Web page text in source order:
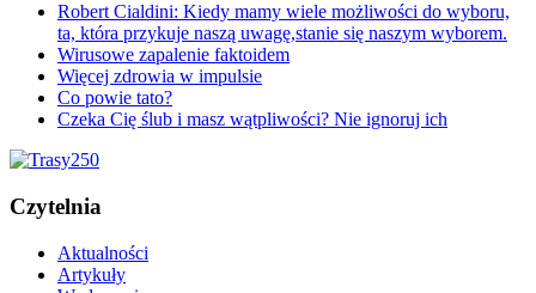
Robert Cialdini: Kiedy mamy wiele możliwości do wyboru,
ta, która przykuje naszą uwagę,stanie się naszym wyborem.
Wirusowe zapalenie faktoidem
Więcej zdrowia w impulsie
Co powie tato?
Czeka Cię ślub i masz wątpliwości? Nie ignoruj ich
Czytelnia
Aktualności
Artykuły